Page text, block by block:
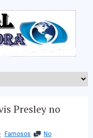
Presley no
Famosos
No